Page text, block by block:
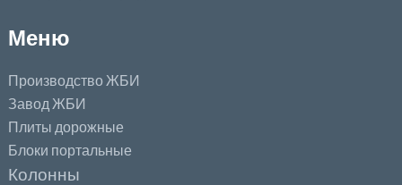
Меню
Производство ЖБИ
Завод ЖБИ
Плиты дорожные
Блоки портальные
Колонны